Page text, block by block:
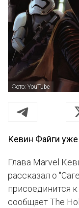
Фото: YouTube
Кевин Файги
Глава Marvel
рассказал о
присоединится
сообщает The